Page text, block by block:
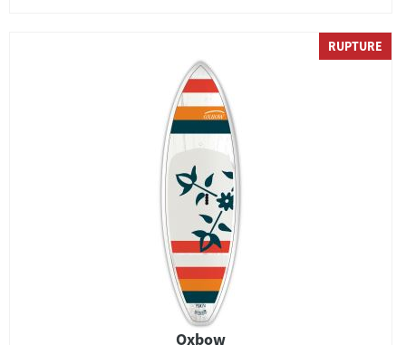
RUPTURE
Oxbow